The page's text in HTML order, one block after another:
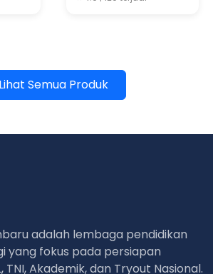
Lihat Semua Produk
adalah lembaga pendidikan
yang fokus pada persiapan
TNI, Akademik, dan Tryout Nasional.